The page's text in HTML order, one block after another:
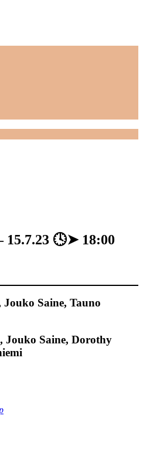
15.7.23 🕓➤ 18:00
Saine, Tauno
Saine, Dorothy